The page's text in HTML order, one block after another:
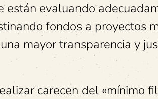
están evaluando
fondos a proyectos
mayor transparencia y
carecen del «mínimo